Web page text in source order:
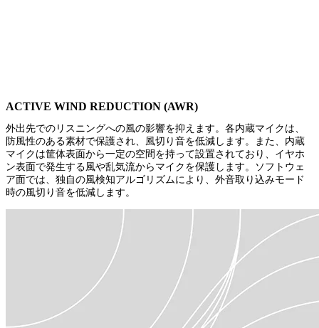
ACTIVE WIND REDUCTION (AWR)
外出先でのリスニングへの風の影響を抑えます。各内蔵マイクは、
防風性のある素材で保護され、風切り音を低減します。また、内蔵
マイクは筐体表面から一定の空間を持って設置されており、イヤホ
ン表面で発生する風や乱気流からマイクを保護します。ソフトウェ
ア面では、独自の風検知アルゴリズムにより、外音取り込みモード
時の風切り音を低減します。